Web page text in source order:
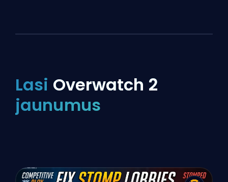
Lasi Overwatch 2
jaunumus